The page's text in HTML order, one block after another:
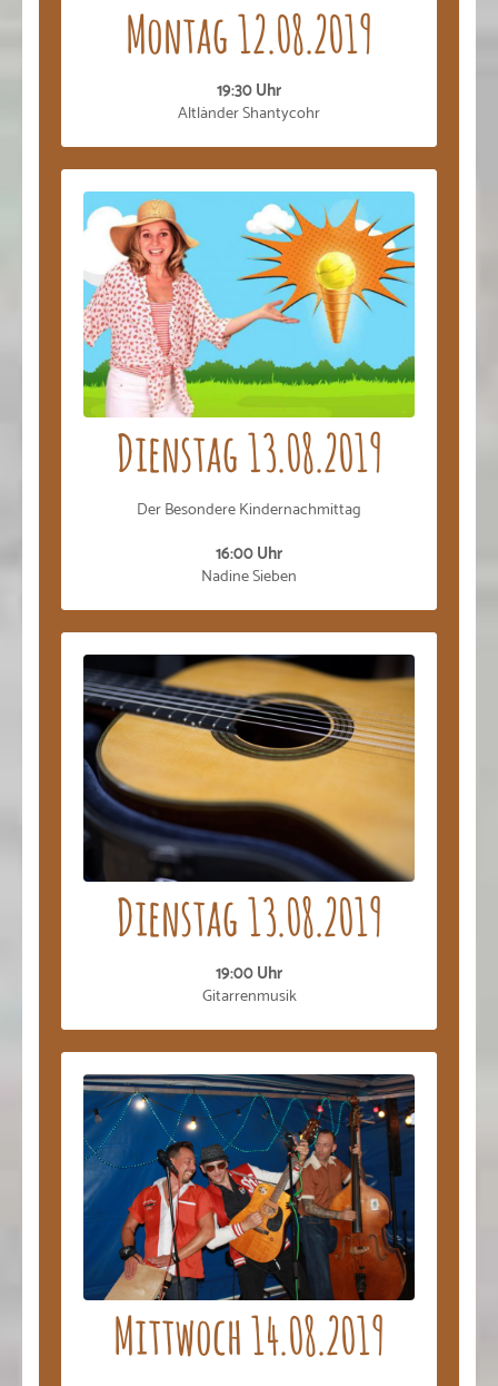
Montag 12.08.2019
19:30 Uhr
Altländer Shantycohr
Dienstag 13.08.2019
Der Besondere Kindernachmittag
16:00 Uhr
Nadine Sieben
Dienstag 13.08.2019
19:00 Uhr
Gitarrenmusik
Mittwoch 14.08.2019